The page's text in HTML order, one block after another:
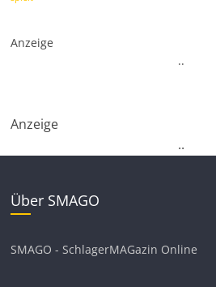
Anzeige
..
Anzeige
..
Über SMAGO
SMAGO - SchlagerMAGazin Online